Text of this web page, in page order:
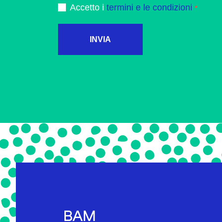
Accetto i termini e le condizioni
INVIA
BAM